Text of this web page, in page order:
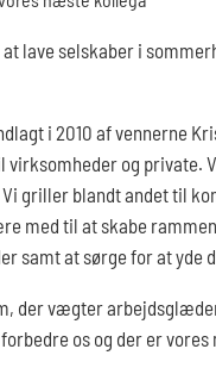
lave selskaber i
i 2010 af vennerne
og private.
griller blandt andet til
med til at skabe
samt at sørge for at yde
der vægter
os og der er